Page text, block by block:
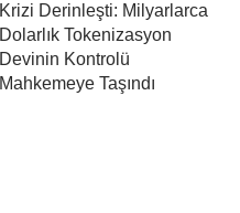
Krizi Derinleşti: Milyarlarca
Dolarlık Tokenizasyon
Devinin Kontrolü
Mahkemeye Taşındı